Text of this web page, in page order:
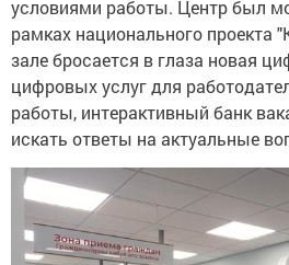
условиями работы. Центр был
рамках национального проекта
зале бросается в глаза новая
цифровых услуг для
работы, интерактивный банк
искать ответы на актуальные